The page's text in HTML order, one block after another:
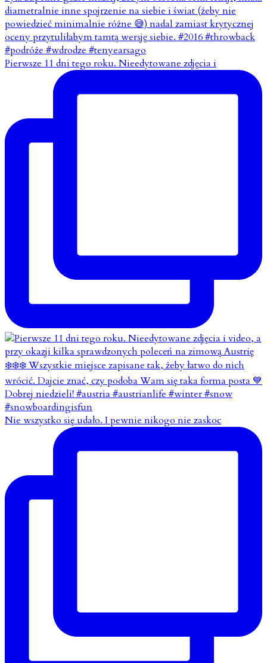
Pierwsze 11 dni tego roku. Nieedytowane zdjęcia i
Nie wszystko się udało. I pewnie nikogo nie zaskoc